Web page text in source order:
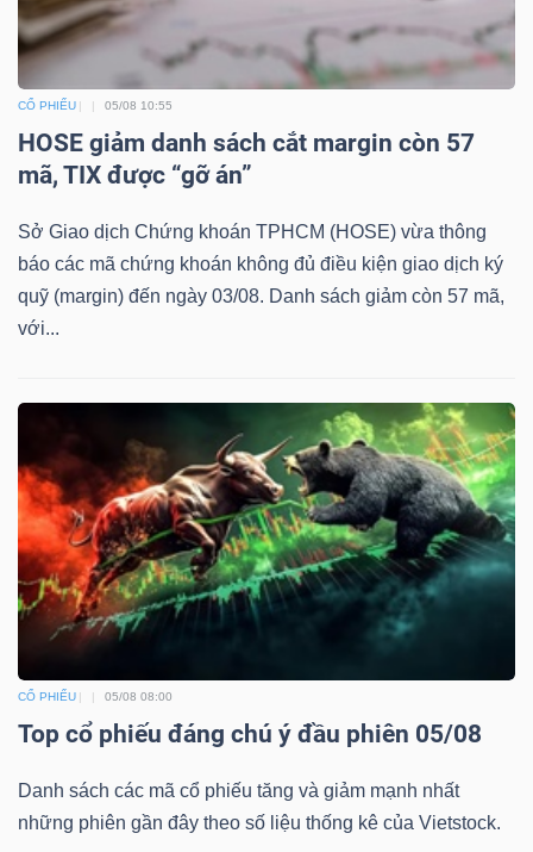
CỔ PHIẾU 05/08 10:55
HOSE giảm danh sách cắt margin còn 57
mã, TIX được “gỡ án”
Sở Giao dịch Chứng khoán TPHCM (HOSE) vừa thông
báo các mã chứng khoán không đủ điều kiện giao dịch ký
quỹ (margin) đến ngày 03/08. Danh sách giảm còn 57 mã,
với...
CỔ PHIẾU 05/08 08:00
Top cổ phiếu đáng chú ý đầu phiên 05/08
Danh sách các mã cổ phiếu tăng và giảm mạnh nhất
những phiên gần đây theo số liệu thống kê của Vietstock.
Đào
tạo
Sách
tài
chính
Công
cụ
đầu
tư
thông
chính